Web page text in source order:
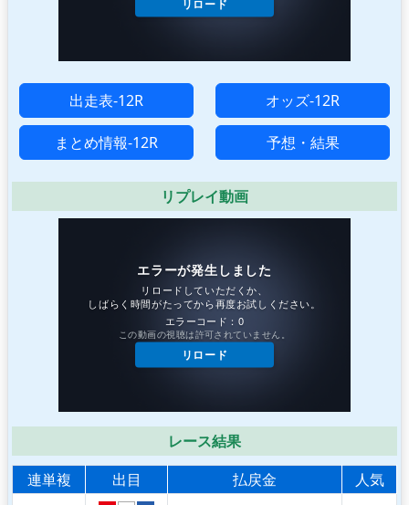
出走表-12R オッズ-12R
まとめ情報-12R 予想・結果
リプレイ動画
レース結果
連単複
出目 払戻金
人気